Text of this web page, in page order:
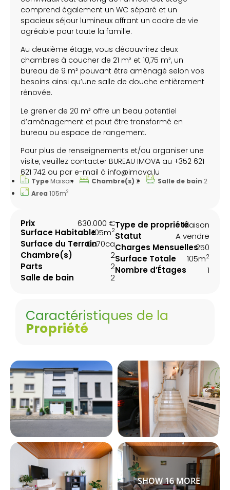
comprend également un WC séparé et un
spacieux séjour lumineux offrant un cadre de vie
agréable pour toute la famille.
Au deuxième étage, vous découvrirez deux
chambres à coucher de 21 m² et 10,75 m², un
bureau de 9 m² pouvant être aménagé selon vos
besoins ainsi qu’une salle de douche entièrement
rénovée.
Le grenier de 20 m² offre un beau potentiel
d’aménagement et peut être transformé en
bureau ou espace de rangement.
Pour plus de renseignements et/ou organiser une
visite, veuillez contacter BUREAU IMOVA au +352 621
621 742 ou par e-mail à info@imova.lu
Type Maison Chambre(s) 2 Salle de bain 2
Area 105m2
Prix
630.000 €
Surface Habitable105m2
Surface du Terrain0a70ca
Chambre(s)
2
Parts
2
Salle de bain
2
Type de propriétéMaison
Statut
A vendre
Charges Mensuelles250
Surface Totale
105m2
Nombre d’Étages 1
Caractéristiques de la
Propriété